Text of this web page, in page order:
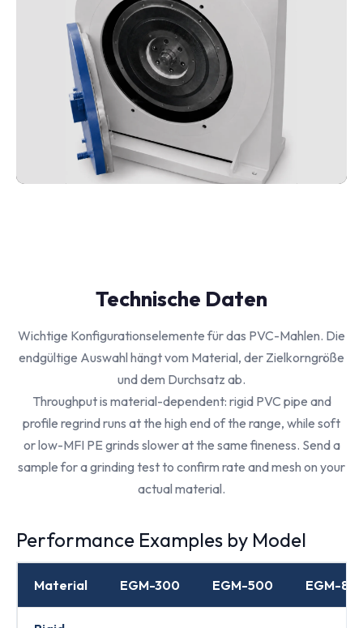
Technische Daten
Wichtige Konfigurationselemente für das PVC-Mahlen. Die
endgültige Auswahl hängt vom Material, der Zielkorngröße
und dem Durchsatz ab.
Throughput is material-dependent: rigid PVC pipe and
profile regrind runs at the high end of the range, while soft
or low-MFI PE grinds slower at the same fineness. Send a
sample for a grinding test to confirm rate and mesh on your
actual material.
Performance Examples by Model
Material EGM-300 EGM-500 EGM-